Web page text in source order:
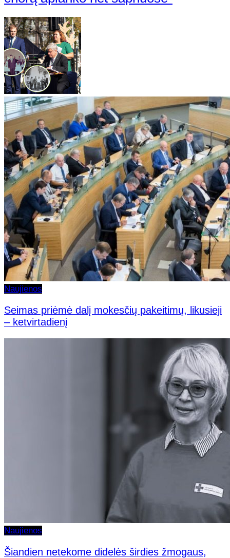
Naujienos
Seimas priėmė dalį mokesčių pakeitimų, likusieji
– ketvirtadienį
Naujienos
Šiandien netekome didelės širdies žmogaus,